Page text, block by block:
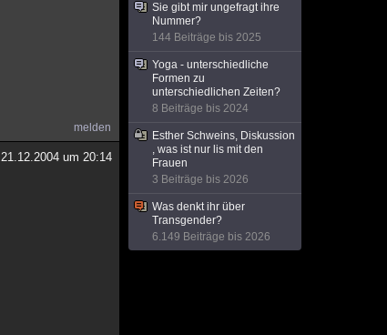
melden
21.12.2004 um 20:14
Sie gibt mir ungefragt ihre
Nummer?
144 Beiträge bis 2025
Yoga - unterschiedliche
Formen zu
unterschiedlichen Zeiten?
8 Beiträge bis 2024
Esther Schweins, Diskussion
, was ist nur lis mit den
Frauen
3 Beiträge bis 2026
Was denkt ihr über
Transgender?
6.149 Beiträge bis 2026